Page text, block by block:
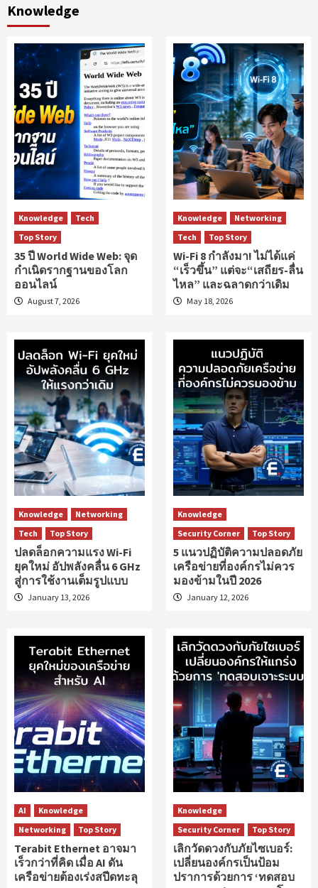
Knowledge
Knowledge
Tech
Top Story
35 ปี World Wide Web: จุด
กำเนิดรากฐานของโลก
ออนไลน์
August 7, 2026
Knowledge
Networking
Tech
Top Story
Wi-Fi 8 กำลังมา! ไม่ได้แค่
“เร็วขึ้น” แต่จะ“เสถียร-ลื่น
ไหล” และฉลาดกว่าเดิม
May 18, 2026
Knowledge
Networking
Tech
Top Story
ปลดล็อกความแรง Wi-Fi
ยุคใหม่ อัปพลังคลื่น 6 GHz
สู่การใช้งานเต็มรูปแบบ
January 13, 2026
Knowledge
Security Corner
Top Story
5 แนวปฏิบัติความปลอดภัย
เครือข่ายที่องค์กรไม่ควร
มองข้ามในปี 2026
January 12, 2026
AI
Knowledge
Networking
Top Story
Terabit Ethernet อาจมา
เร็วกว่าที่คิด เมื่อ AI ดัน
เครือข่ายต้องเร่งสปีดทะลุ
Knowledge
Security Corner
Top Story
เลิกวัดดวงกับภัยไซเบอร์:
เปลี่ยนองค์กรเป็นป้อม
ปราการด้วยการ ‘ทดสอบ